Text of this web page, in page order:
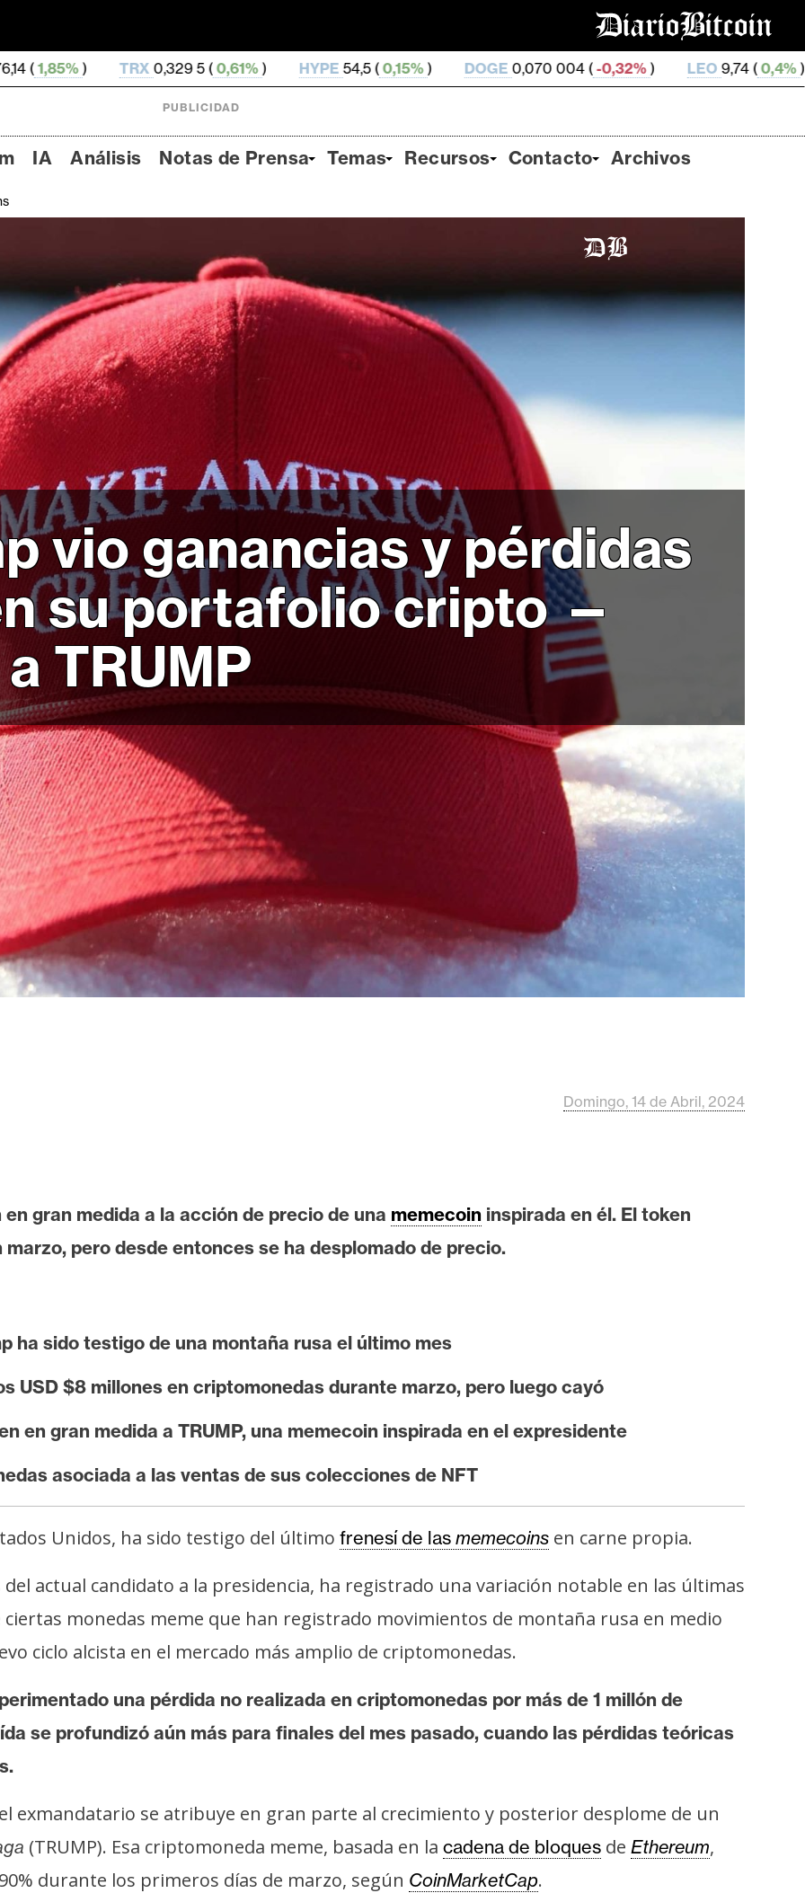
0,329 5 (0,61% ) HYPE54,5 (0,15% DOGE0,070 004 ( -0,32%) LEO9,74 (0,4% ZEC511,81 (
PUBLICIDAD
IA Análisis Notas de Prensa Temas Recursos Contacto Archivos
vio ganancias y pérdidas
su portafolio cripto —
TRUMP
Domingo, 14 de Abril, 2024
gran medida a la acción de precio de una memecoin inspirada en él. El token
pero desde entonces se ha desplomado de precio.
ha sido testigo de una montaña rusa el último mes
USD $8 millones en criptomonedas durante marzo, pero luego cayó
en gran medida a TRUMP, una memecoin inspirada en el expresidente
asociada a las ventas de sus colecciones de NFT
Unidos, ha sido testigo del último frenesí de las memecoins en carne propia.
actual candidato a la presidencia, ha registrado una variación notable en las últimas
ciertas monedas meme que han registrado movimientos de montaña rusa en medio
ciclo alcista en el mercado más amplio de criptomonedas.
una pérdida no realizada en criptomonedas por más de 1 millón de
se profundizó aún más para finales del mes pasado, cuando las pérdidas teóricas
exmandatario se atribuye en gran parte al crecimiento y posterior desplome de un
(TRUMP). Esa criptomoneda meme, basada en la cadena de bloques de Ethereum,
durante los primeros días de marzo, según CoinMarketCap.